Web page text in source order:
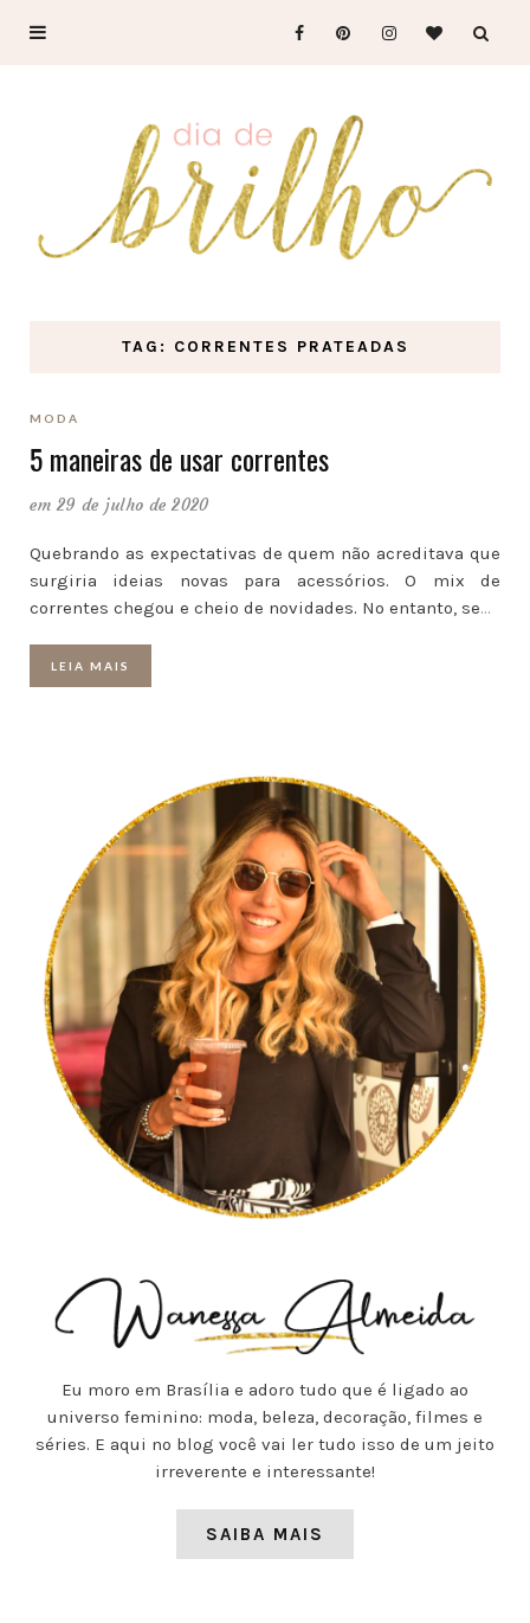
TAG: CORRENTES PRATEADAS
MODA
5 maneiras de usar correntes
em 29 de julho de 2020
Quebrando as expectativas de quem não acreditava que
surgiria ideias novas para acessórios. O mix de
correntes chegou e cheio de novidades. No entanto, se…
LEIA MAIS
Eu moro em Brasília e adoro tudo que é ligado ao
universo feminino: moda, beleza, decoração, filmes e
séries. E aqui no blog você vai ler tudo isso de um jeito
irreverente e interessante!
SAIBA MAIS